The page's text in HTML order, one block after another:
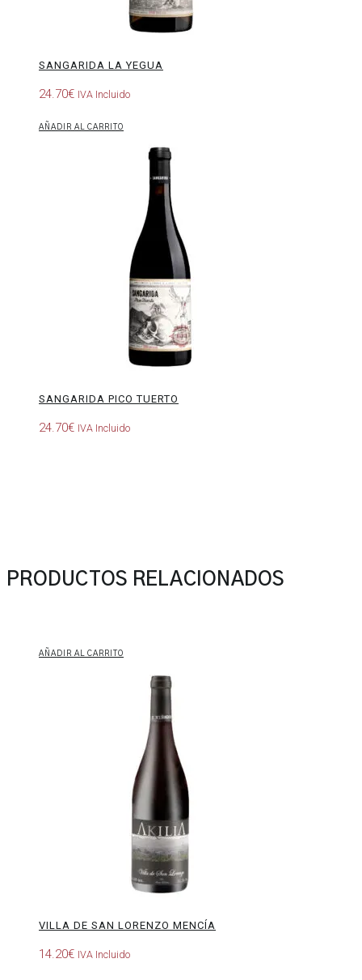
SANGARIDA LA YEGUA
24.70€ IVA Incluido
AÑADIR AL CARRITO
SANGARIDA PICO TUERTO
24.70€ IVA Incluido
PRODUCTOS RELACIONADOS
AÑADIR AL CARRITO
VILLA DE SAN LORENZO MENCÍA
14.20€ IVA Incluido